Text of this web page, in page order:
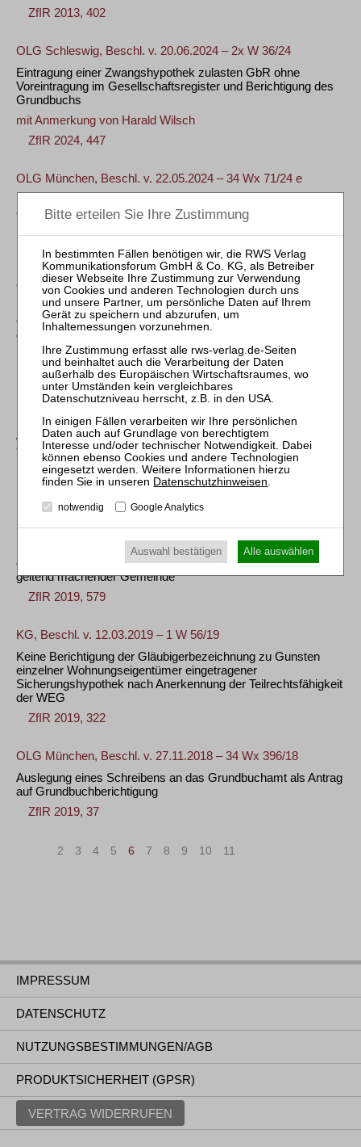
ZfIR 2013, 402
OLG Schleswig, Beschl. v. 20.06.2024 – 2x W 36/24
Eintragung einer Zwangshypothek zulasten GbR ohne
Voreintragung im Gesellschaftsregister und Berichtigung des
Grundbuchs
mit Anmerkung von Harald Wilsch
ZfIR 2024, 447
OLG München, Beschl. v. 22.05.2024 – 34 Wx 71/24 e
Grundbuchberichtigung nach identitätswahrendem
ZfIR 2024, 465
OLG Frankfurt/M., Beschl. v. 11.04.2024 – 20 W 187/23
MoPeG: Keine Grundbuchberichtigung wegen Änderung des
Gesellschafterbestands einer GbR unabhängig von Zeitablauf
oder Verfahrensstand (hier: Beschwerde)
mit Anmerkung vonElfi Schroetter
ZfIR 2024, 397
Anforderungen und Nachweise zur Berichtigung des
Grundbuchs nach dem Tod eines GbR-Gesellschafters
mit Anmerkung vonTobias Leidner
ZfIR 2020, 844
BGH, Urt. v. 23.11.2018 – V ZR 331/17
Kein Grundbuchberichtigungsanspruch einer ihr Eigentum an
ehemals in volkseigenem Vermögen stehenden Grundstücken
geltend machender Gemeinde
ZfIR 2019, 579
KG, Beschl. v. 12.03.2019 – 1 W 56/19
Keine Berichtigung der Gläubigerbezeichnung zu Gunsten
einzelner Wohnungseigentümer eingetragener
Sicherungshypothek nach Anerkennung der Teilrechtsfähigkeit
der WEG
ZfIR 2019, 322
OLG München, Beschl. v. 27.11.2018 – 34 Wx 396/18
Auslegung eines Schreibens an das Grundbuchamt als Antrag
auf Grundbuchberichtigung
ZfIR 2019, 37
2 3 4 5 6 7 8 9 10 11
IMPRESSUM
DATENSCHUTZ
NUTZUNGSBESTIMMUNGEN/AGB
PRODUKTSICHERHEIT (GPSR)
VERTRAG WIDERRUFEN
Datenschutzhinweisen.
notwendig Google Analytics
Auswahl bestätigen Alle auswählen